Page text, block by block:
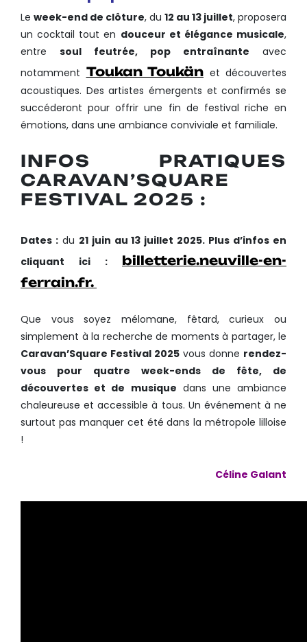
Le week-end de clôture, du 12 au 13 juillet, proposera
un cocktail tout en douceur et élégance musicale,
entre soul feutrée, pop entraînante avec
notamment Toukan Toukän et découvertes
acoustiques. Des artistes émergents et confirmés se
succéderont pour offrir une fin de festival riche en
émotions, dans une ambiance conviviale et familiale.
INFOS PRATIQUES
CARAVAN’SQUARE
FESTIVAL 2025 :
Dates :du 21 juin au 13 juillet 2025. Plus d’infos en
cliquant ici : billetterie.neuville-en-
ferrain.fr.
Que vous soyez mélomane, fêtard, curieux ou
simplement à la recherche de moments à partager, le
Caravan’Square Festival 2025 vous donne rendez-
vous pour quatre week-ends de fête, de
découvertes et de musique dans une ambiance
chaleureuse et accessible à tous. Un événement à ne
surtout pas manquer cet été dans la métropole lilloise
!
Céline Galant